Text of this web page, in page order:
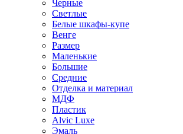
Черные
Светлые
Белые шкафы-купе
Венге
Размер
Маленькие
Большие
Средние
Отделка и материал
МДФ
Пластик
Alvic Luxe
Эмаль